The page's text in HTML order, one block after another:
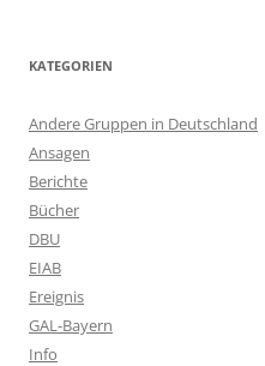
KATEGORIEN
Andere Gruppen in Deutschland
Ansagen
Berichte
Bücher
DBU
EIAB
Ereignis
GAL-Bayern
Info